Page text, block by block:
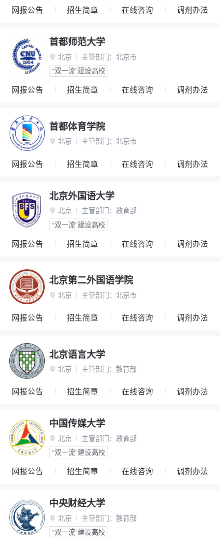
网报公告 招生简章 在线咨询 调剂办法
首都师范大学
 北京 主管部门： 北京市
“双一流”建设高校
网报公告 招生简章 在线咨询 调剂办法
首都体育学院
 北京 主管部门： 北京市
网报公告 招生简章 在线咨询 调剂办法
北京外国语大学
 北京 主管部门： 教育部
“双一流”建设高校
网报公告 招生简章 在线咨询 调剂办法
北京第二外国语学院
 北京 主管部门： 北京市
网报公告 招生简章 在线咨询 调剂办法
北京语言大学
 北京 主管部门： 教育部
网报公告 招生简章 在线咨询 调剂办法
中国传媒大学
 北京 主管部门： 教育部
“双一流”建设高校
网报公告 招生简章 在线咨询 调剂办法
中央财经大学
 北京 主管部门： 教育部
“双一流”建设高校